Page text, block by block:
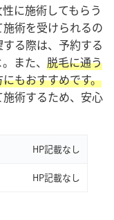
に施術してもらう
術を受けられるの
る際は、予約する
また、 脱毛に通う
もおすすめです。
術するため、安心
HP記載なし
HP記載なし